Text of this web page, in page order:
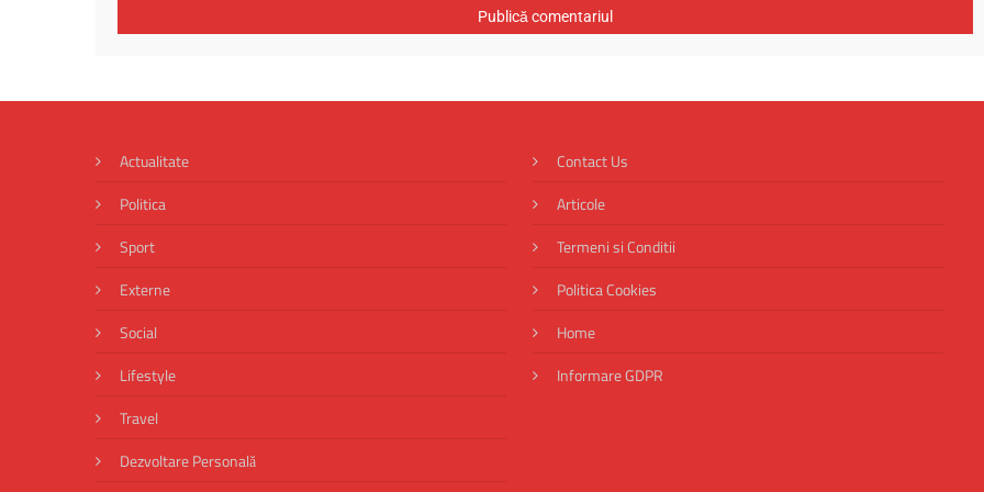
Actualitate
Politica
Sport
Externe
Social
Lifestyle
Travel
Dezvoltare Personală
Contact Us
Articole
Termeni si Conditii
Politica Cookies
Home
Informare GDPR